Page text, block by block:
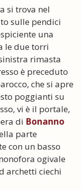
si trova nel
sulle pendici
una
le due torri
rimasta
è preceduto
che si apre
poggianti su
vi è il portale,
di Bonanno
parte
con un basso
ogivale
archetti ciechi